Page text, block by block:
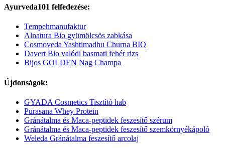
Ayurveda101 felfedezése:
Tempehmanufaktur
Alnatura Bio gyümölcsös zabkása
Cosmoveda Yashtimadhu Churna BIO
Davert Bio valódi basmati fehér rizs
Bijos GOLDEN Nag Champa
Újdonságok:
GYADA Cosmetics Tisztító hab
Purasana Whey Protein
Gránátalma és Maca-peptidek feszesítő szérum
Gránátalma és Maca-peptidek feszesítő szemkörnyékápoló
Weleda Gránátalma feszesítő arcolaj